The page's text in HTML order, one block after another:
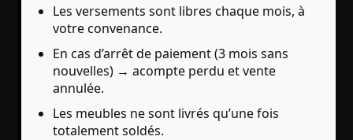
Les versements sont libres chaque mois, à
votre convenance.
En cas d’arrêt de paiement (3 mois sans
nouvelles) → acompte perdu et vente
annulée.
Les meubles ne sont livrés qu’une fois
totalement soldés.